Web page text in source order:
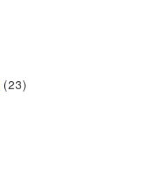
(23)